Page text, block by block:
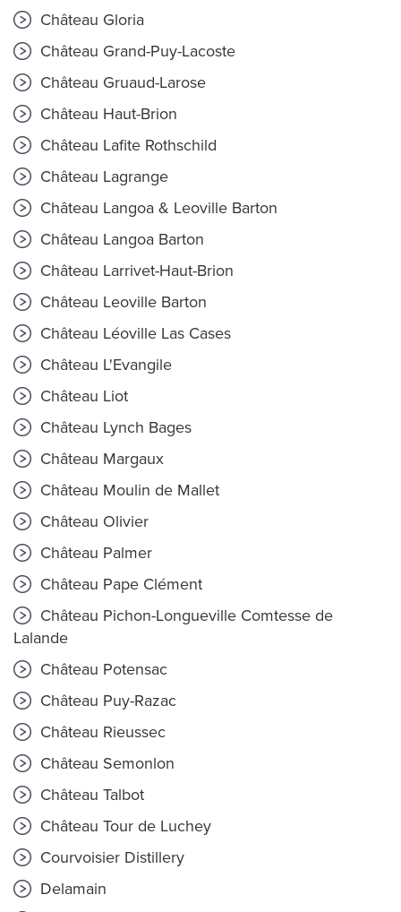
Château Gloria
Château Grand-Puy-Lacoste
Château Gruaud-Larose
Château Haut-Brion
Château Lafite Rothschild
Château Lagrange
Château Langoa & Leoville Barton
Château Langoa Barton
Château Larrivet-Haut-Brion
Château Leoville Barton
Château Léoville Las Cases
Château L'Evangile
Château Liot
Château Lynch Bages
Château Margaux
Château Moulin de Mallet
Château Olivier
Château Palmer
Château Pape Clément
Château Pichon-Longueville Comtesse de
Lalande
Château Potensac
Château Puy-Razac
Château Rieussec
Château Semonlon
Château Talbot
Château Tour de Luchey
Courvoisier Distillery
Delamain